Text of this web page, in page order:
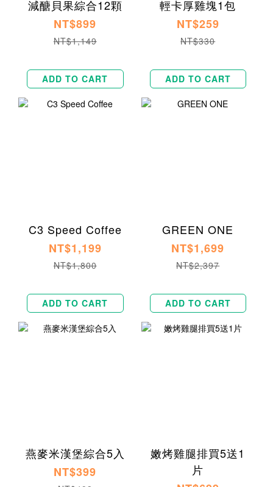
減醣貝果綜合12顆
NT$899
NT$1,149
ADD TO CART
輕卡厚雞塊1包
NT$259
NT$330
ADD TO CART
C3 Speed Coffee
NT$1,199
NT$1,800
ADD TO CART
GREEN ONE
NT$1,699
NT$2,397
ADD TO CART
燕麥米漢堡綜合5入
NT$399
嫩烤雞腿排買5送1
片